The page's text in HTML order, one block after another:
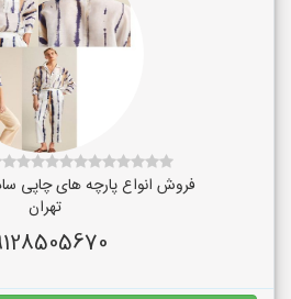
فروش انواع پارچه های چاپی
تهران